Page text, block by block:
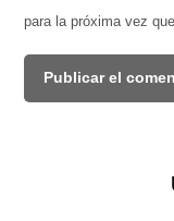
para la próxima vez